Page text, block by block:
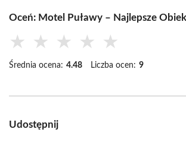
Oceń: Motel Puławy – Najlepsze
★ ★ ★ ★ ★
Średnia ocena: 4.48 Liczba ocen: 9
Udostępnij